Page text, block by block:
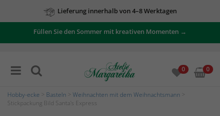
Lieferung innerhalb von 4–8 Werktagen
Füllen Sie den Sommer mit kreativen Momenten →
0 0
Hobby-ecke Basteln Weihnachten mit dem Weihnachtsmann
Stickpackung Bild Santa's Express